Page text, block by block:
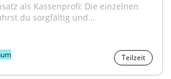
als Kassenprofi: Die einzelnen
du sorgfältig und...
Teilzeit